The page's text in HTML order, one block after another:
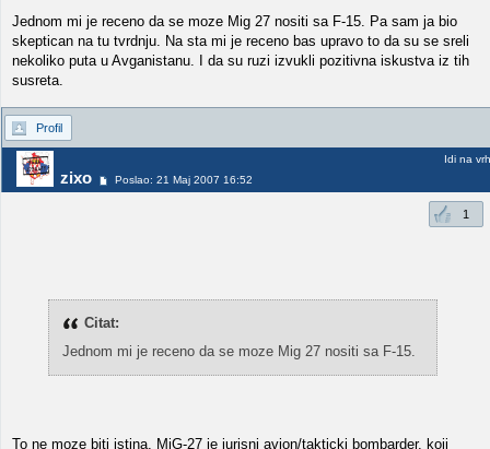
Jednom mi je receno da se moze Mig 27 nositi sa F-15. Pa sam ja bio
skeptican na tu tvrdnju. Na sta mi je receno bas upravo to da su se sreli
nekoliko puta u Avganistanu. I da su ruzi izvukli pozitivna iskustva iz tih
susreta.
Profil
zixo Poslao: 21 Maj 2007 16:52
Idi na vrh
1
Citat:
Jednom mi je receno da se moze Mig 27 nositi sa F-15.
To ne moze biti istina, MiG-27 je jurisni avion/takticki bombarder, koji